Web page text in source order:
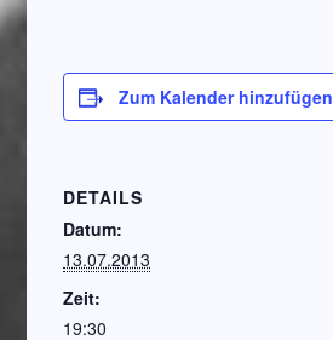
Zum Kalender hinzufügen
DETAILS
Datum:
13.07.2013
Zeit:
19:30